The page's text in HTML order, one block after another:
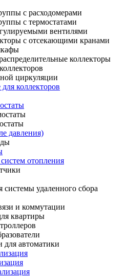
с расходомерами
с термостатами
вентилями
с отсекающими кранами
коллекторы
циркуляции
коллекторов
давления)
отопления
системы удаленного сбора
и коммутации
квартиры
автоматики